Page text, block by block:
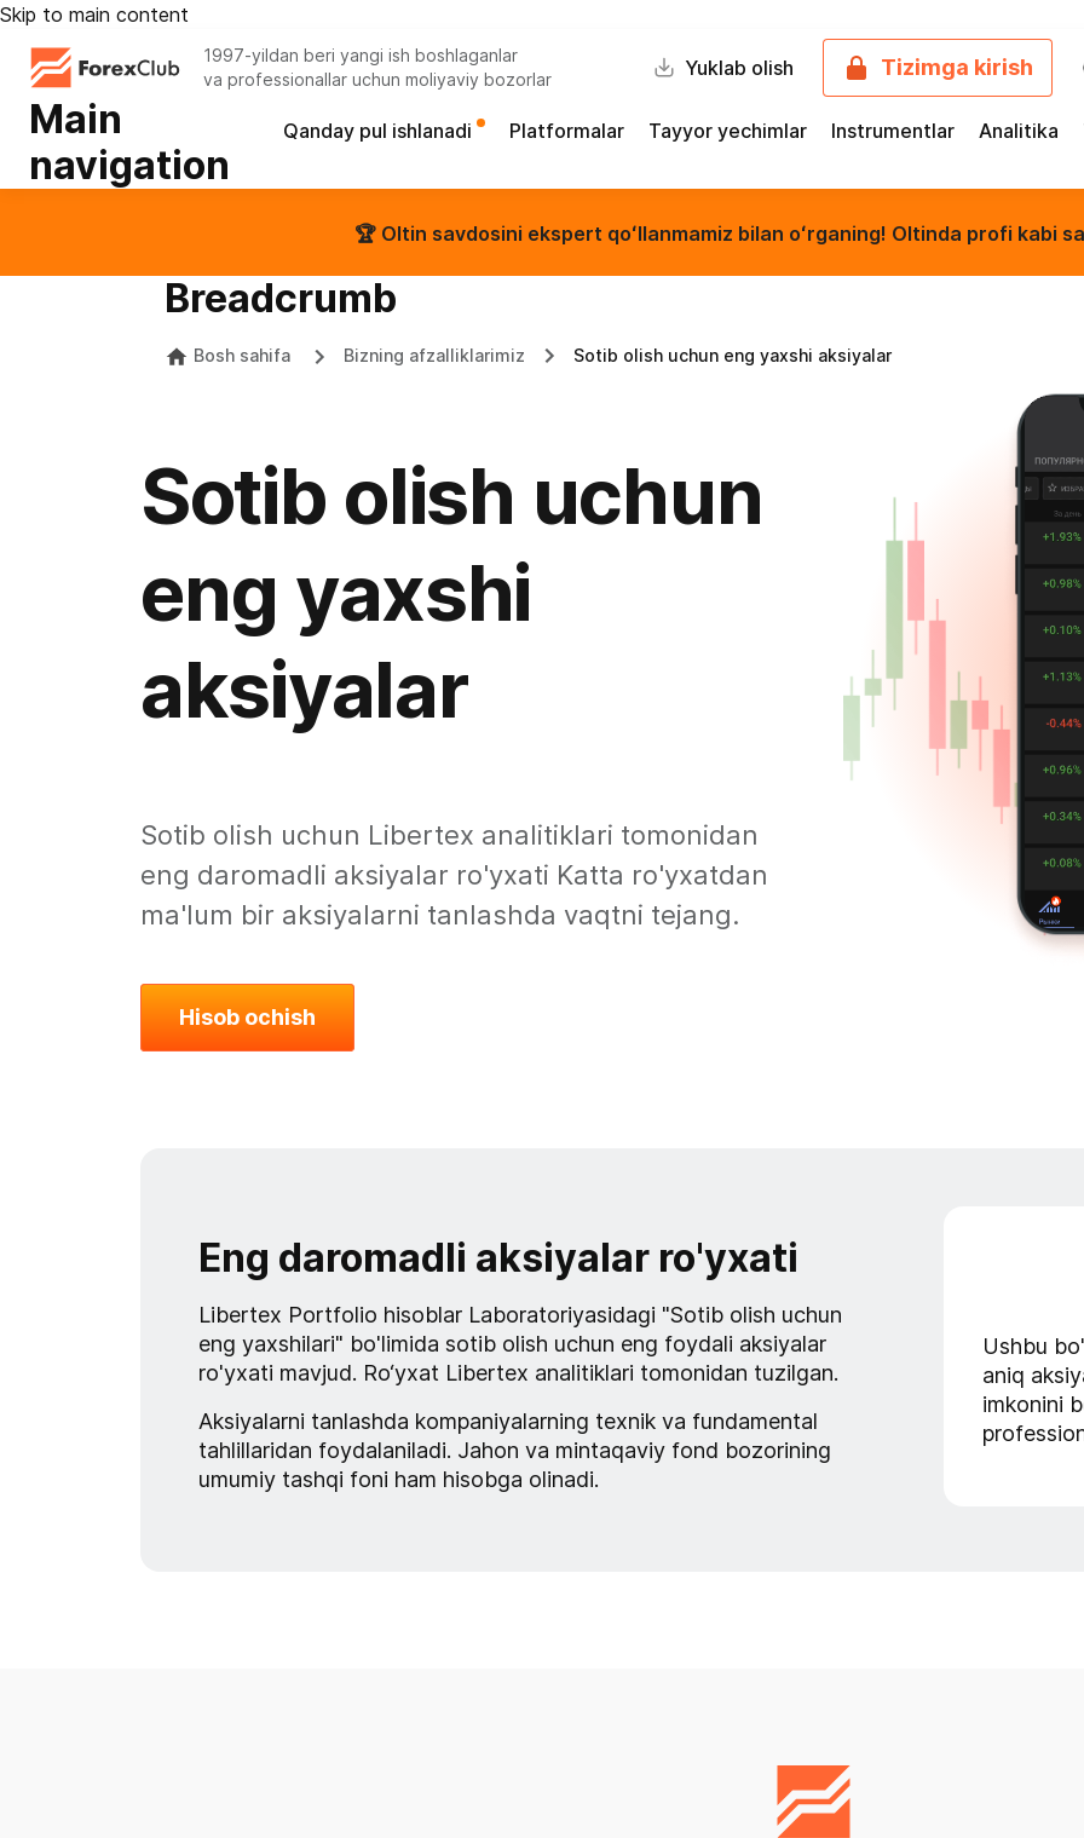
Skip to main content
1997-yildan beri yangi ish boshlaganlar
va professionallar uchun moliyaviy bozorlar
Yuklab olish Tizimga kirish
Main
navigation
Qanday pul ishlanadi Platformalar Tayyor yechimlar Instrumentlar Analitika
🏆 Oltin savdosini ekspert qoʻllanmamiz bilan oʻrganing! Oltinda profi kabi
Breadcrumb
Bosh sahifa Bizning afzalliklarimiz Sotib olish uchun eng yaxshi aksiyalar
Sotib olish uchun
eng yaxshi
aksiyalar
Sotib olish uchun Libertex analitiklari tomonidan
eng daromadli aksiyalar ro'yxati Katta ro'yxatdan
ma'lum bir aksiyalarni tanlashda vaqtni tejang.
Hisob ochish
Eng daromadli aksiyalar ro'yxati
Libertex Portfolio hisoblar Laboratoriyasidagi "Sotib olish uchun
eng yaxshilari" bo'limida sotib olish uchun eng foydali aksiyalar
ro'yxati mavjud. Ro‘yxat Libertex analitiklari tomonidan tuzilgan.
Aksiyalarni tanlashda kompaniyalarning texnik va fundamental
tahlillaridan foydalaniladi. Jahon va mintaqaviy fond bozorining
umumiy tashqi foni ham hisobga olinadi.
Ushbu
aniq
imkonini